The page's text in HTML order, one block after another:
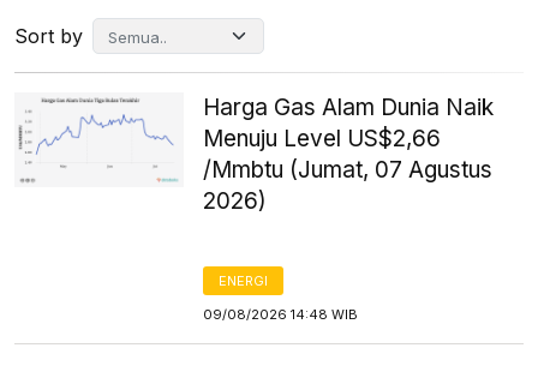
Sort by
Harga Gas Alam Dunia Naik
Menuju Level US$2,66
/Mmbtu (Jumat, 07 Agustus
2026)
ENERGI
09/08/2026 14:48 WIB